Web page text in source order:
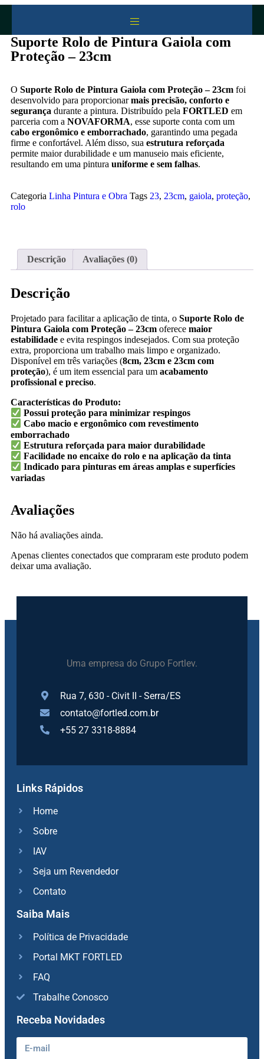
Suporte Rolo de Pintura Gaiola com
Proteção – 23cm
O Suporte Rolo de Pintura Gaiola com Proteção – 23cm foi
desenvolvido para proporcionarmais precisão, conforto e
segurança durante a pintura. Distribuído pela FORTLED em
parceria com a NOVAFORMA, esse suporte conta com um
cabo ergonômico e emborrachado, garantindo uma pegada
firme e confortável. Além disso, sua estrutura reforçada
permite maior durabilidade e um manuseio mais eficiente,
resultando em uma pintura uniforme e sem falhas.
Categoria Linha Pintura e Obra Tags 23, 23cm, gaiola, proteção,
rolo
Descrição Avaliações (0)
Descrição
Projetado para facilitar a aplicação de tinta, o Suporte Rolo de
Pintura Gaiola com Proteção – 23cm oferece maior
estabilidade e evita respingos indesejados. Com sua proteção
extra, proporciona um trabalho mais limpo e organizado.
Disponível em três variações (8cm, 23cm e 23cm com
proteção), é um item essencial para um acabamento
profissional e preciso.
Características do Produto:
Possui proteção para minimizar respingos
Cabo macio e ergonômico com revestimento
emborrachado
Estrutura reforçada para maior durabilidade
Facilidade no encaixe do rolo e na aplicação da tinta
Indicado para pinturas em áreas amplas e superfícies
variadas
Avaliações
Não há avaliações ainda.
Apenas clientes conectados que compraram este produto podem
deixar uma avaliação.
Uma empresa do Grupo Fortlev.
Rua 7, 630 - Civit II - Serra/ES
contato@fortled.com.br
+55 27 3318-8884
Links Rápidos
Home
Sobre
IAV
Seja um Revendedor
Contato
Saiba Mais
Política de Privacidade
Portal MKT FORTLED
FAQ
Trabalhe Conosco
Receba Novidades